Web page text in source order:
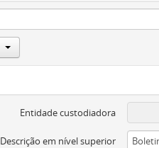
Entidade custodiadora
Descrição em nível superior